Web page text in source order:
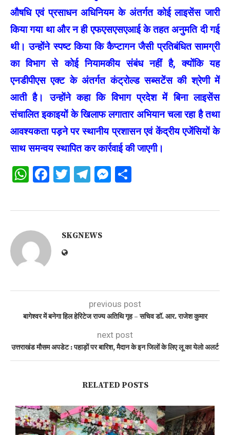
औषधि एवं प्रसाधन अधिनियम के अंतर्गत कोई लाइसेंस जारी
किया गया था और न ही एफएसएसएआई के तहत अनुमति दी गई
थी। उन्होंने स्पष्ट किया कि कैप्टागन जैसी प्रतिबंधित सामग्री
का विभाग से कोई नियामकीय संबंध नहीं है, क्योंकि यह
एनडीपीएस एक्ट के अंतर्गत कंट्रोल्ड सब्सटेंस की श्रेणी में
आती है। उन्होंने कहा कि विभाग प्रदेश में बिना लाइसेंस
संचालित इकाइयों के खिलाफ लगातार अभियान चला रहा है तथा
आवश्यकता पड़ने पर स्थानीय प्रशासन एवं केंद्रीय एजेंसियों के
साथ समन्वय स्थापित कर कार्रवाई की जाएगी।
WhatsApp
Facebook
Twitter
Telegram
Messenger
SKGNEWS
previous post
बागेश्वर में बनेगा हिल हेरिटेज राज्य अतिथि गृह – सचिव डॉ. आर. राजेश कुमार
next post
उत्तराखंड मौसम अपडेट : पहाड़ों पर बारिश, मैदान के इन जिलों के लिए लू का येलो अलर्ट
RELATED POSTS